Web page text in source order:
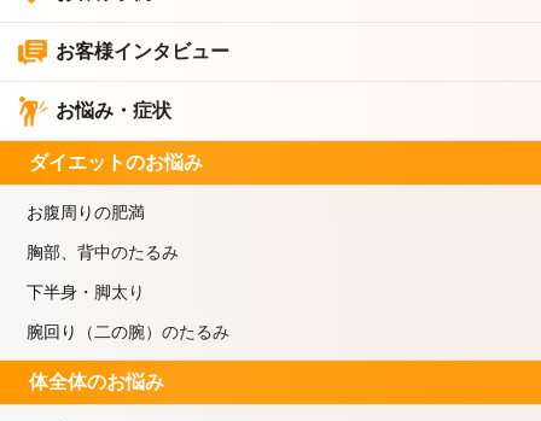
お客様インタビュー
お悩み・症状
ダイエットのお悩み
お腹周りの肥満
胸部、背中のたるみ
下半身・脚太り
腕回り（二の腕）のたるみ
体全体のお悩み